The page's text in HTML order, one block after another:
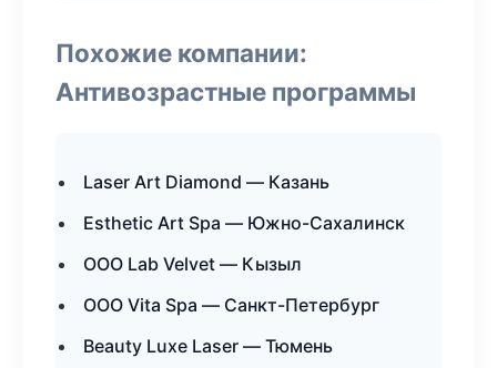
Похожие компании:
Антивозрастные программы
Laser Art Diamond — Казань
Esthetic Art Spa — Южно-Сахалинск
ООО Lab Velvet — Кызыл
ООО Vita Spa — Санкт-Петербург
Beauty Luxe Laser — Тюмень